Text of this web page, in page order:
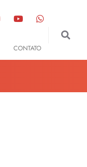
CONTATO